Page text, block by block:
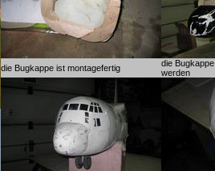
die Bugkappe ist montagefertig
die
werden